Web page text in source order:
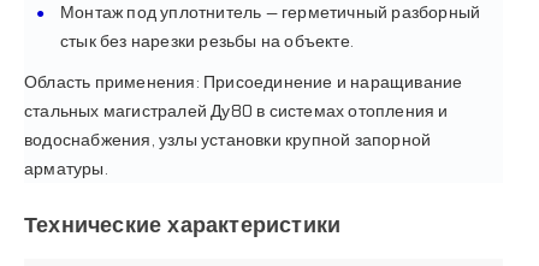
Монтаж под уплотнитель — герметичный разборный
стык без нарезки резьбы на объекте.
Область применения: Присоединение и наращивание
стальных магистралей Ду80 в системах отопления и
водоснабжения, узлы установки крупной запорной
арматуры.
Технические характеристики